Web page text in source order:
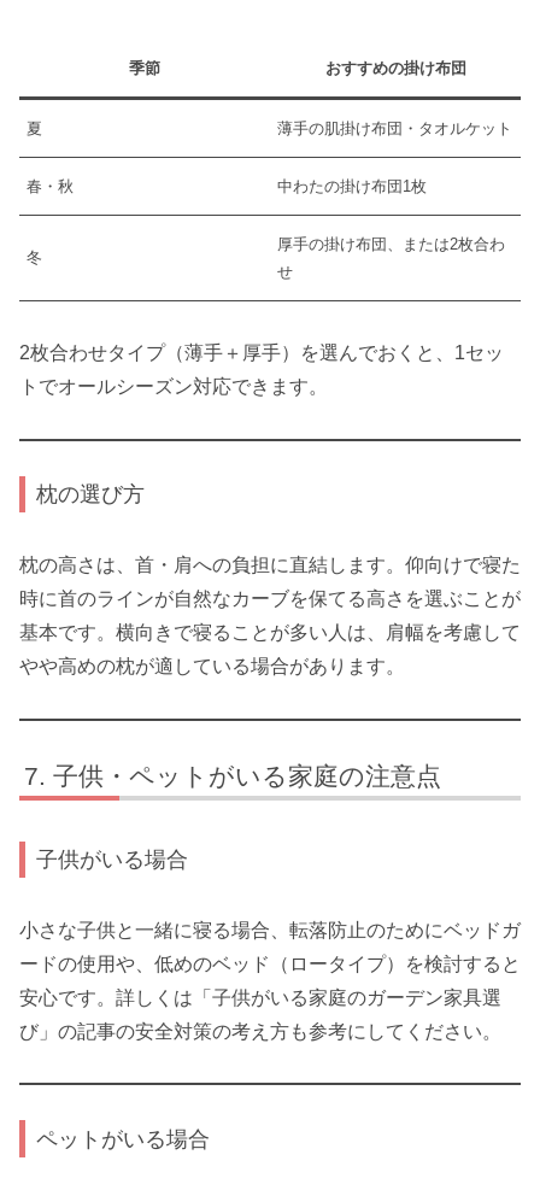
季節 おすすめの掛け布団
夏 薄手の肌掛け布団・タオルケット
春・秋 中わたの掛け布団1枚
冬
厚手の掛け布団、または2枚合わ
せ
2枚合わせタイプ（薄手＋厚手）を選んでおくと、1セッ
トでオールシーズン対応できます。
枕の選び方
枕の高さは、首・肩への負担に直結します。仰向けで寝た
時に首のラインが自然なカーブを保てる高さを選ぶことが
基本です。横向きで寝ることが多い人は、肩幅を考慮して
やや高めの枕が適している場合があります。
子供・ペットがいる家庭の注意点
子供がいる場合
小さな子供と一緒に寝る場合、転落防止のためにベッドガ
ードの使用や、低めのベッド（ロータイプ）を検討すると
安心です。詳しくは「子供がいる家庭のガーデン家具選
び」の記事の安全対策の考え方も参考にしてください。
ペットがいる場合